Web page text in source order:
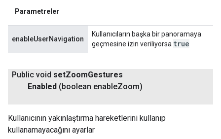
Parametreler
enableUserNavigation
Kullanıcıların başka bir panoramaya
geçmesine izin veriliyorsa true
Public void setZoomGestures
Enabled (boolean enableZoom)
Kullanıcının yakınlaştırma hareketlerini kullanıp
kullanamayacağını ayarlar